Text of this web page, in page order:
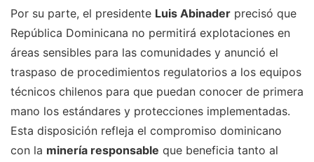
Por su parte, el presidente Luis Abinader precisó que
República Dominicana no permitirá explotaciones en
áreas sensibles para las comunidades y anunció el
traspaso de procedimientos regulatorios a los equipos
técnicos chilenos para que puedan conocer de primera
mano los estándares y protecciones implementadas.
Esta disposición refleja el compromiso dominicano
con la minería responsable que beneficia tanto al